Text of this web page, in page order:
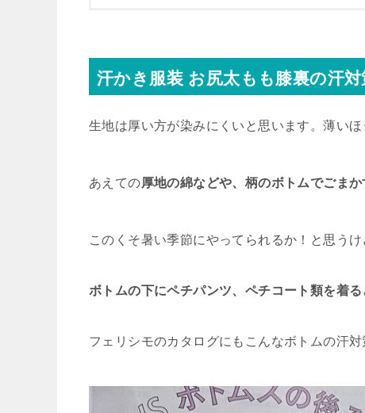
汗かき服装 お尻太もも膝裏の汗対
生地は厚い方が染みにくいと思います。薄いほ
あえての厚地の綿などや、柄のボトムでごまか
このくそ暑い季節にやってられるか！と思うけ
ボトムの下にペチパンツ、ペチコート類を着る
フェリシモのカタログにもこんなボトムの汗対